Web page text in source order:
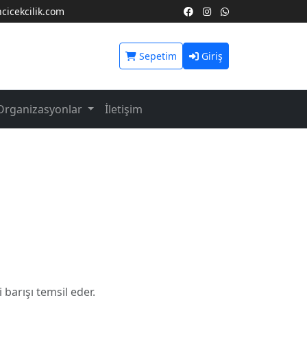
Sepetim Giriş
İletişim
temsil eder.